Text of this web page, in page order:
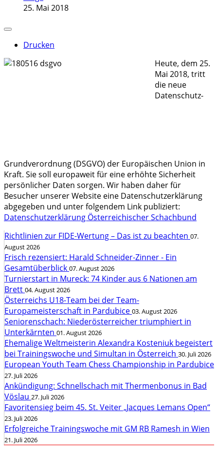
25. Mai 2018
Drucken
Heute, dem 25.
Mai 2018, tritt
die neue
Datenschutz-
Grundverordnung (DSGVO) der Europäischen Union in
Kraft. Sie soll europaweit für eine erhöhte Sicherheit
persönlicher Daten sorgen. Wir haben daher für
Besucher unserer Website eine Datenschutzerklärung
abgegeben und unter folgendem Link publiziert:
Datenschutzerklärung Österreichischer Schachbund
Richtlinien zur FIDE-Wertung – Das ist zu beachten 07.
August 2026
Frisch rezensiert: Harald Schneider-Zinner - Ein
Gesamtüberblick 07. August 2026
Turnierstart in Mureck: 74 Kinder aus 6 Nationen am
Brett 04. August 2026
Österreichs U18-Team bei der Team-
Europameisterschaft in Pardubice 03. August 2026
Seniorenschach: Niederösterreicher triumphiert in
Unterkärnten 01. August 2026
Ehemalige Weltmeisterin Alexandra Kosteniuk begeistert
bei Trainingswoche und Simultan in Österreich 30. Juli 2026
European Youth Team Chess Championship in Pardubice
27. Juli 2026
Ankündigung: Schnellschach mit Thermenbonus in Bad
Vöslau 27. Juli 2026
Favoritensieg beim 45. St. Veiter „Jacques Lemans Open“
23. Juli 2026
Erfolgreiche Trainingswoche mit GM RB Ramesh in Wien
21. Juli 2026